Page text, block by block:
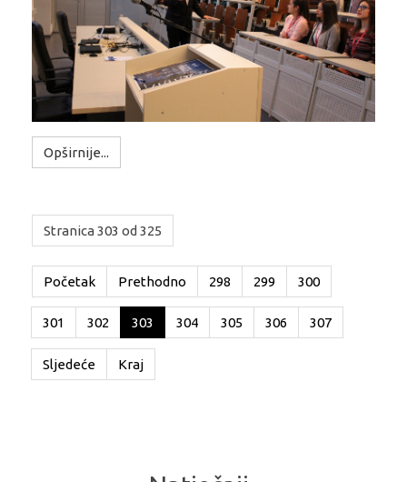
Opširnije...
Stranica 303 od 325
Početak Prethodno 298 299 300
301 302 303 304 305 306 307
Sljedeće Kraj